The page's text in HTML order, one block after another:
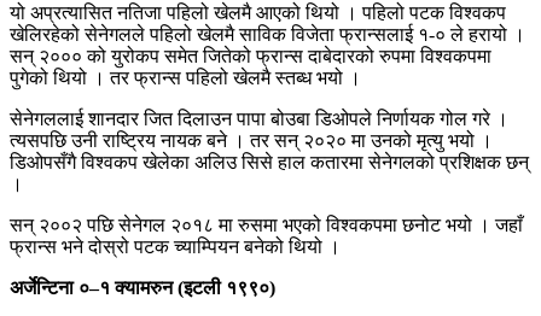
यो अप्रत्यासित नतिजा पहिलो खेलमै आएको थियो । पहिलो पटक विश्वकप
खेलिरहेको सेनेगलले पहिलो खेलमै साविक विजेता फ्रान्सलाई १-० ले हरायो ।
सन् २००० को युरोकप समेत जितेको फ्रान्स दाबेदारको रुपमा विश्वकपमा
पुगेको थियो । तर फ्रान्स पहिलो खेलमै स्तब्ध भयो ।
सेनेगललाई शानदार जित दिलाउन पापा बोउबा डिओपले निर्णायक गोल गरे ।
त्यसपछि उनी राष्ट्रिय नायक बने । तर सन् २०२० मा उनको मृत्यु भयो ।
डिओपसँगै विश्वकप खेलेका अलिउ सिसे हाल कतारमा सेनेगलको प्रशिक्षक छन्
।
सन् २००२ पछि सेनेगल २०१८ मा रुसमा भएको विश्वकपमा छनोट भयो । जहाँ
फ्रान्स भने दोस्रो पटक च्याम्पियन बनेको थियो ।
अर्जेन्टिना ०–१ क्यामरुन (इटली १९९०)